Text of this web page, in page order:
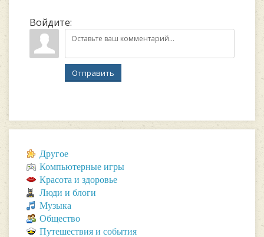
Войдите:
Отправить
Другое
Компьютерные игры
Красота и здоровье
Люди и блоги
Музыка
Общество
Путешествия и события